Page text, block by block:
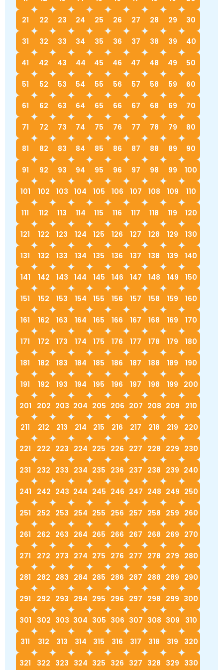
Немецкий язык
География
История
Биология
Технология
История
ОБЖ
География
21 22 23 24 25 26 27 28 29 30
31 32 33 34 35 36 37 38 39 40
41 42 43 44 45 46 47 48 49 50
51 52 53 54 55 56 57 58 59 60
61 62 63 64 65 66 67 68 69 70
71 72 73 74 75 76 77 78 79 80
81 82 83 84 85 86 87 88 89 90
91 92 93 94 95 96 97 98 99 100
101 102 103 104 105 106 107 108 109 110
111 112 113 114 115 116 117 118 119 120
121 122 123 124 125 126 127 128 129 130
131 132 133 134 135 136 137 138 139 140
141 142 143 144 145 146 147 148 149 150
151 152 153 154 155 156 157 158 159 160
161 162 163 164 165 166 167 168 169 170
171 172 173 174 175 176 177 178 179 180
181 182 183 184 185 186 187 188 189 190
191 192 193 194 195 196 197 198 199 200
201 202 203 204 205 206 207 208 209 210
211 212 213 214 215 216 217 218 219 220
221 222 223 224 225 226 227 228 229 230
231 232 233 234 235 236 237 238 239 240
241 242 243 244 245 246 247 248 249 250
251 252 253 254 255 256 257 258 259 260
261 262 263 264 265 266 267 268 269 270
271 272 273 274 275 276 277 278 279 280
281 282 283 284 285 286 287 288 289 290
291 292 293 294 295 296 297 298 299 300
301 302 303 304 305 306 307 308 309 310
311 312 313 314 315 316 317 318 319 320
321 322 323 324 325 326 327 328 329 330